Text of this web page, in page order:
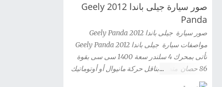
Sorento 2012 شاهد صور السيارة » صور سيارة
صور السيارة » صور سيارة كيا ريو 2012 kia Rio
2012 Kia Rio 3-door شاهد صور السيارة » صور
صور سيارة جيلى باندا 2012 Geely
Panda
صور سيارة جيلى باندا 2012 Geely Panda
مواصفات سيارة جيلى باندا 2012 Geely Panda
تأتى بمحرك 4 سلندر سعة 1400 سى سى بقوة
86 حصان متصل بناقل حركة مانيوال أو أوتوماتيك
صور سيارة جيلى باندا 2012 Geely Panda